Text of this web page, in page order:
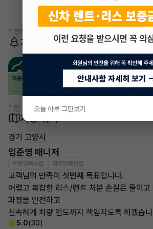
* 정확한 정보는 판매자와 반드시 확인하시기 바랍니다.
저공해차량 정보
공항주차장
50% 할인
공영
* 본 정보는 지자체마다 다를 수 있으니 실제 정보와
차량 위치
경기 고양시
임준영 매니저
전문교육수료 자격인증완료
고객님의 만족이 첫번째 목표입니다.
어렵고 복잡한 리스/렌트 처분 손실은 줄이
과정을 안전하고
신속하게 차량 인도까지 책임지도록 하겠습
5.0(30)
오늘 하루 그만보기